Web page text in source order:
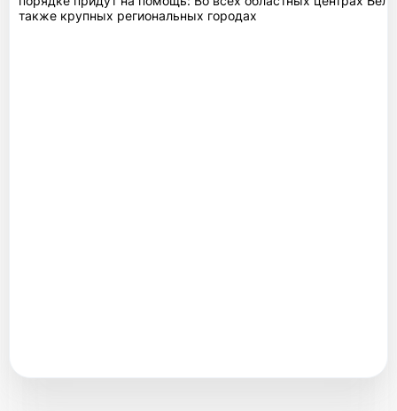
также крупных региональных городах